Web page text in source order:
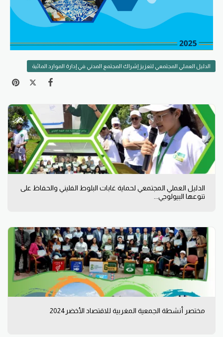
الدليل العملي المجتمعي لتعزيز إشراك المجتمع المدني في إدارة الموارد المائية
الدليل العملي المجتمعي لحماية غابات البلوط الفليني والحفاظ على
تنوعها البيولوجي...
مختصر أنشطة الجمعية المغربية للاقتصاد الأخضر2024